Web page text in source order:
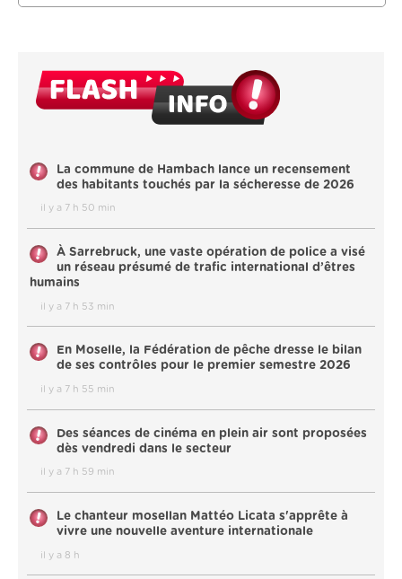
La commune de Hambach lance un recensement
des habitants touchés par la sécheresse de 2026
il y a 7 h 50 min
À Sarrebruck, une vaste opération de police a visé
un réseau présumé de trafic international d’êtres
humains
il y a 7 h 53 min
En Moselle, la Fédération de pêche dresse le bilan
de ses contrôles pour le premier semestre 2026
il y a 7 h 55 min
Des séances de cinéma en plein air sont proposées
dès vendredi dans le secteur
il y a 7 h 59 min
Le chanteur mosellan Mattéo Licata s'apprête à
vivre une nouvelle aventure internationale
il y a 8 h